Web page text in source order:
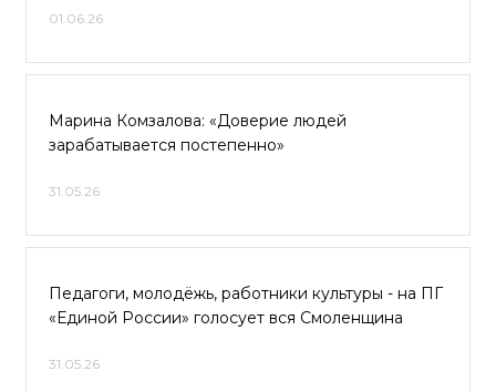
01.06.26
Марина Комзалова: «Доверие людей
зарабатывается постепенно»
31.05.26
Педагоги, молодёжь, работники культуры - на ПГ
«Единой России» голосует вся Смоленщина
31.05.26